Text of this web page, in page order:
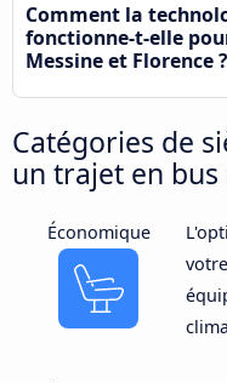
Comment la
fonctionne-t-elle
Messine et Florence ?
Catégories de
un trajet en bus
Économique